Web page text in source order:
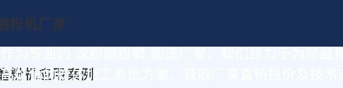
高价值的粉体加工系统方案。获取厂家直销报价及技术支